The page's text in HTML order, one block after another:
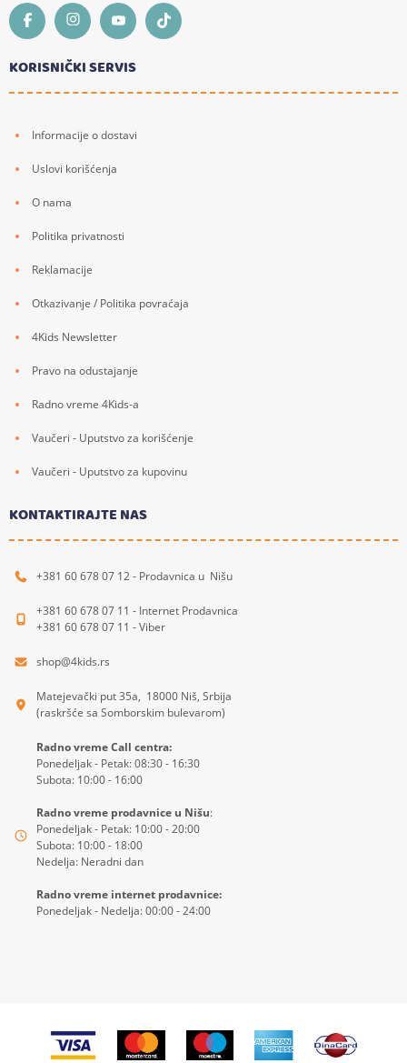
KORISNIČKI SERVIS
Informacije o dostavi
Uslovi korišćenja
O nama
Politika privatnosti
Reklamacije
Otkazivanje / Politika povraćaja
4Kids Newsletter
Pravo na odustajanje
Radno vreme 4Kids-a
Vaučeri - Uputstvo za korišćenje
Vaučeri - Uputstvo za kupovinu
KONTAKTIRAJTE NAS
+381 60 678 07 12 - Prodavnica u Nišu
+381 60 678 07 11 - Internet Prodavnica
+381 60 678 07 11 - Viber
shop@4kids.rs
Matejevački put 35a, 18000 Niš, Srbija
(raskršće sa Somborskim bulevarom)
Radno vreme Call centra:
Ponedeljak - Petak: 08:30 - 16:30
Subota: 10:00 - 16:00
Radno vreme prodavnice u Nišu:
Ponedeljak - Petak: 10:00 - 20:00
Subota: 10:00 - 18:00
Nedelja: Neradni dan
Radno vreme internet prodavnice:
Ponedeljak - Nedelja: 00:00 - 24:00